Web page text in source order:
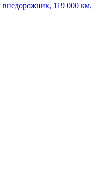
внедорожник, 119 000 км,